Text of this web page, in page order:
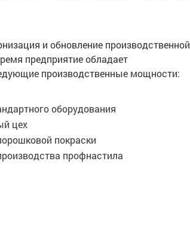
и обновление производственной
предприятие обладает
производственные мощности:
оборудования
цех
покраски
профнастила